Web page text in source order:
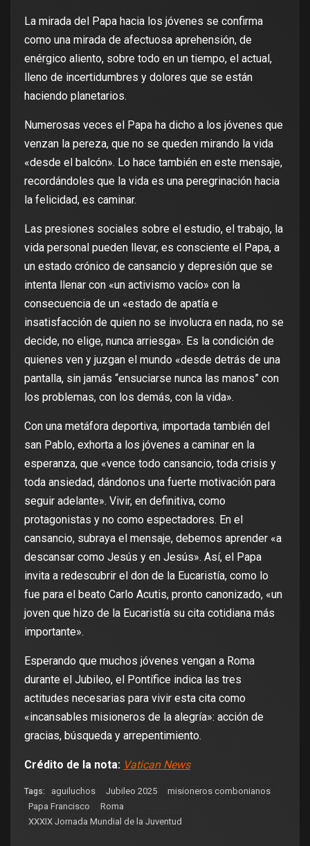
La mirada del Papa hacia los jóvenes se confirma
como una mirada de afectuosa aprehensión, de
enérgico aliento, sobre todo en un tiempo, el actual,
lleno de incertidumbres y dolores que se están
haciendo planetarios.
Numerosas veces el Papa ha dicho a los jóvenes que
venzan la pereza, que no se queden mirando la vida
«desde el balcón». Lo hace también en este mensaje,
recordándoles que la vida es una peregrinación hacia
la felicidad, es caminar.
Las presiones sociales sobre el estudio, el trabajo, la
vida personal pueden llevar, es consciente el Papa, a
un estado crónico de cansancio y depresión que se
intenta llenar con «un activismo vacío» con la
consecuencia de un «estado de apatía e
insatisfacción de quien no se involucra en nada, no se
decide, no elige, nunca arriesga». Es la condición de
quienes ven y juzgan el mundo «desde detrás de una
pantalla, sin jamás “ensuciarse nunca las manos” con
los problemas, con los demás, con la vida».
Con una metáfora deportiva, importada también del
san Pablo, exhorta a los jóvenes a caminar en la
esperanza, que «vence todo cansancio, toda crisis y
toda ansiedad, dándonos una fuerte motivación para
seguir adelante». Vivir, en definitiva, como
protagonistas y no como espectadores. En el
cansancio, subraya el mensaje, debemos aprender «a
descansar como Jesús y en Jesús». Así, el Papa
invita a redescubrir el don de la Eucaristía, como lo
fue para el beato Carlo Acutis, pronto canonizado, «un
joven que hizo de la Eucaristía su cita cotidiana más
importante».
Esperando que muchos jóvenes vengan a Roma
durante el Jubileo, el Pontífice indica las tres
actitudes necesarias para vivir esta cita como
«incansables misioneros de la alegría»: acción de
gracias, búsqueda y arrepentimiento.
Crédito de la nota: Vatican News
Tags: aguiluchos Jubileo 2025
misioneros combonianos
Papa Francisco
Roma
XXXIX Jornada Mundial de la Juventud